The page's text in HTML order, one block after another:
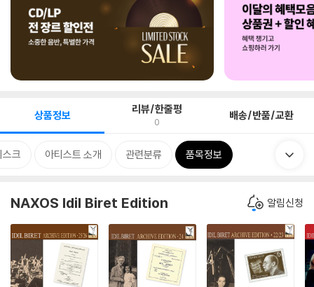
상품정보 리뷰/한줄평
0 배송/반품/교환
스크 아티스트 소개 관련분류 품목정보
NAXOS Idil Biret Edition 알림신청